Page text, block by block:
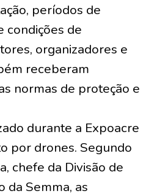
períodos de
condições de
organizadores e
receberam
normas de proteção e
durante a Expoacre
por drones. Segundo
chefe da Divisão de
da Semma, as